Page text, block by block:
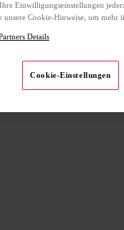
Einwilligungseinstellungen
unsere Cookie-Hinweise, um mehr
Details
Cookie-Einstellungen